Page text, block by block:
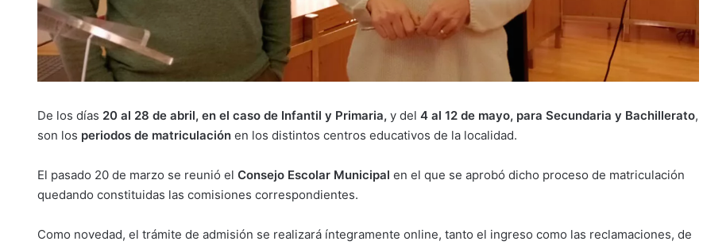
De los días 20 al 28 de abril, en el caso de Infantil y Primaria, y del 4 al 12 de mayo, para Secundaria y Bachillerato,
son los periodos de matriculación en los distintos centros educativos de la localidad.
El pasado 20 de marzo se reunió el Consejo Escolar Municipal en el que se aprobó dicho proceso de matriculación
quedando constituidas las comisiones correspondientes.
Como novedad, el trámite de admisión se realizará íntegramente online, tanto el ingreso como las reclamaciones, de